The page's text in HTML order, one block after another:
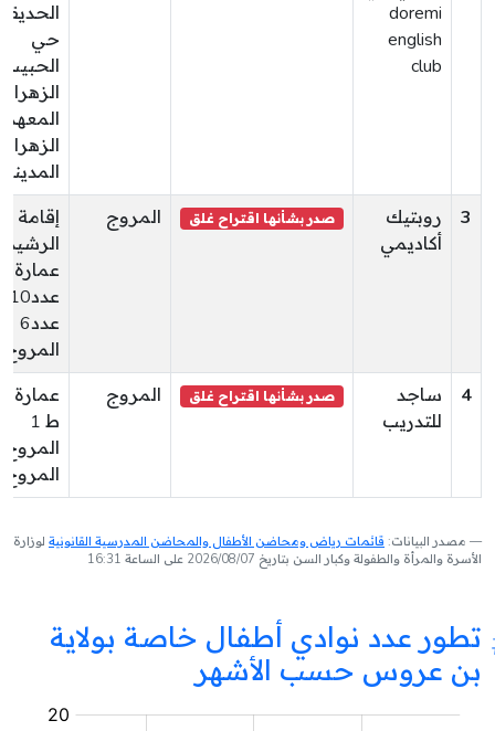
doremi
english
club
حي
الحبيب
الزهراء
المعهد
الزهراء
المدينة
3
روبتيك
أكاديمي
صدر بشأنها اقتراح غلق المروج إقامة
عمارة
عدد6
المروج
4
ساجد
للتدريب
صدر بشأنها اقتراح غلق المروج
عمارة
ط 1
المروج
مصدر البيانات: قائمات رياض ومحاضن الأطفال والمحاضن المدرسية القانونية لوزارة
الأسرة والمرأة والطفولة وكبار السن بتاريخ 2026/08/07 على الساعة 16:31
تطور عدد نوادي أطفال خاصة بولاية
بن عروس حسب الأشهر